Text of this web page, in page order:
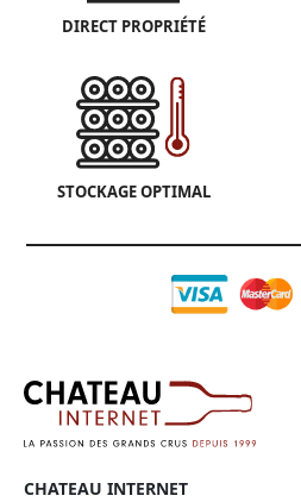
DIRECT PROPRIÉTÉ
STOCKAGE OPTIMAL
CHATEAU INTERNET